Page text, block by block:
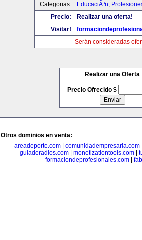
Categorias:
EducaciÃ³n,
Precio:
Realizar una oferta!
Visitar!
Serán consideradas
Realizar una Oferta
Precio Ofrecido $
Otros dominios en venta:
areadeporte.com| comunidadempresaria.com
guiaderadios.com| monetizationtools.com|
formaciondeprofesionales.com|